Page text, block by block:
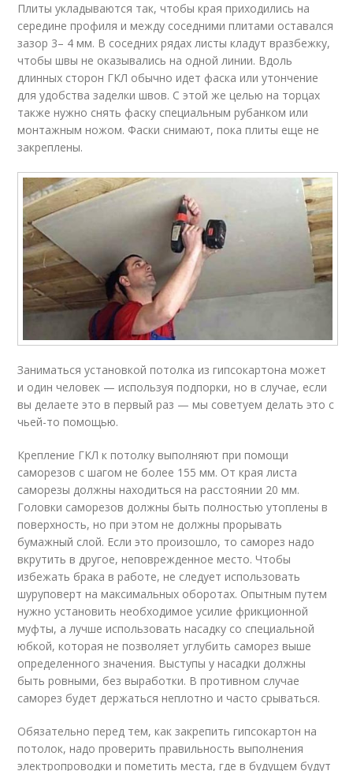
Плиты укладываются так, чтобы края приходились на
середине профиля и между соседними плитами оставался
зазор 3– 4 мм. В соседних рядах листы кладут вразбежку,
чтобы швы не оказывались на одной линии. Вдоль
длинных сторон ГКЛ обычно идет фаска или утончение
для удобства заделки швов. С этой же целью на торцах
также нужно снять фаску специальным рубанком или
монтажным ножом. Фаски снимают, пока плиты еще не
закреплены.
Заниматься установкой потолка из гипсокартона может
и один человек — используя подпорки, но в случае, если
вы делаете это в первый раз — мы советуем делать это с
чьей-то помощью.
Крепление ГКЛ к потолку выполняют при помощи
саморезов с шагом не более 155 мм. От края листа
саморезы должны находиться на расстоянии 20 мм.
Головки саморезов должны быть полностью утоплены в
поверхность, но при этом не должны прорывать
бумажный слой. Если это произошло, то саморез надо
вкрутить в другое, неповрежденное место. Чтобы
избежать брака в работе, не следует использовать
шуруповерт на максимальных оборотах. Опытным путем
нужно установить необходимое усилие фрикционной
муфты, а лучше использовать насадку со специальной
юбкой, которая не позволяет углубить саморез выше
определенного значения. Выступы у насадки должны
быть ровными, без выработки. В противном случае
саморез будет держаться неплотно и часто срываться.
Обязательно перед тем, как закрепить гипсокартон на
потолок, надо проверить правильность выполнения
электропроводки и пометить места, где в будущем будут